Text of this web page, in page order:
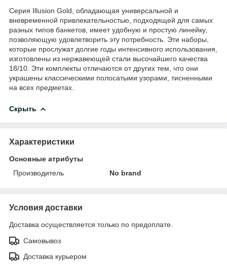
Серия Illusion Gold, обладающая универсальной и
вневременной привлекательностью, подходящей для самых
разных типов банкетов, имеет удобную и простую линейку,
позволяющую удовлетворить эту потребность. Эти наборы,
которые прослужат долгие годы интенсивного использования,
изготовлены из нержавеющей стали высочайшего качества
18/10. Эти комплекты отличаются от других тем, что они
украшены классическими полосатыми узорами, тисненными
на всех предметах.
Скрыть
Характеристики
Основные атрибуты
Производитель
No brand
Условия доставки
Доставка осуществляется только по предоплате.
Самовывоз
Доставка курьером